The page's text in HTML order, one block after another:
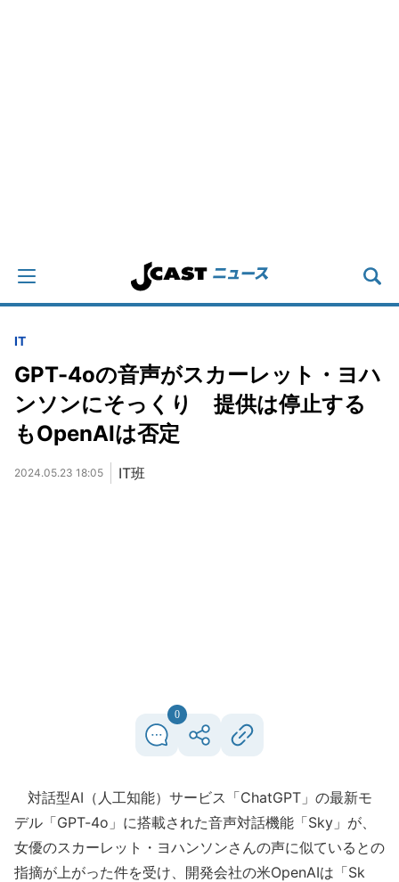
IT
GPT-4oの音声がスカーレット・ヨハ
ンソンにそっくり 提供は停止する
もOpenAIは否定
2024.05.23 18:05 IT班
0
対話型AI（人工知能）サービス「ChatGPT」の最新モ
デル「GPT-4o」に搭載された音声対話機能「Sky」が、
女優のスカーレット・ヨハンソンさんの声に似ているとの
指摘が上がった件を受け、開発会社の米OpenAIは「Sk